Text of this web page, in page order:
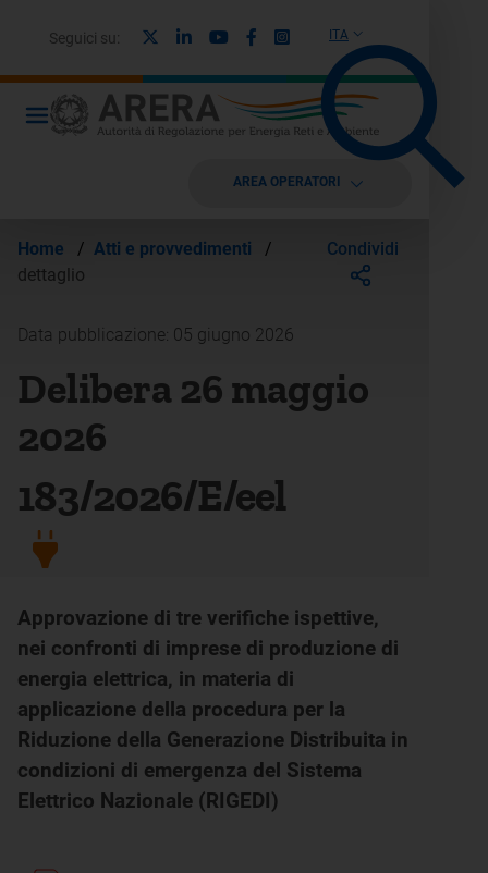
ITA
Seguici su: LinkedinYoutubeFacebook
Instagram
AREA OPERATORI
Home / Atti e provvedimenti
/
dettaglio
Condividi
Data pubblicazione: 05 giugno 2026
Delibera 26 maggio
2026
183/2026/E/eel
Approvazione di tre verifiche ispettive,
nei confronti di imprese di produzione di
energia elettrica, in materia di
applicazione della procedura per la
Riduzione della Generazione Distribuita in
condizioni di emergenza del Sistema
Elettrico Nazionale (RIGEDI)